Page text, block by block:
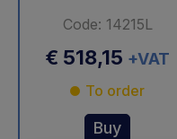
Code: 14215L
€ 518,15 +VAT
To order
Buy